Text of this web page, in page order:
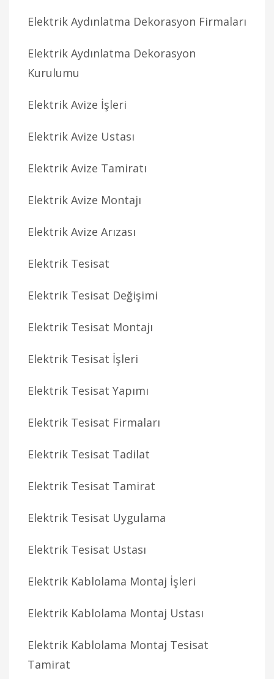
Elektrik Aydınlatma Dekorasyon Firmaları
Elektrik Aydınlatma Dekorasyon
Kurulumu
Elektrik Avize İşleri
Elektrik Avize Ustası
Elektrik Avize Tamiratı
Elektrik Avize Montajı
Elektrik Avize Arızası
Elektrik Tesisat
Elektrik Tesisat Değişimi
Elektrik Tesisat Montajı
Elektrik Tesisat İşleri
Elektrik Tesisat Yapımı
Elektrik Tesisat Firmaları
Elektrik Tesisat Tadilat
Elektrik Tesisat Tamirat
Elektrik Tesisat Uygulama
Elektrik Tesisat Ustası
Elektrik Kablolama Montaj İşleri
Elektrik Kablolama Montaj Ustası
Elektrik Kablolama Montaj Tesisat
Tamirat